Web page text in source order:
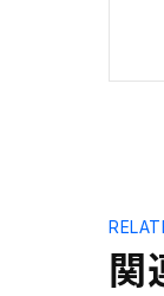
関